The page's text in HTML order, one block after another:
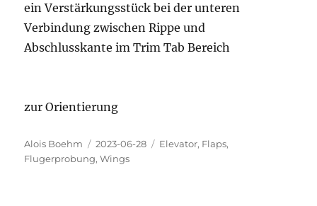
ein Verstärkungsstück bei der unteren
Verbindung zwischen Rippe und
Abschlusskante im Trim Tab Bereich
zur Orientierung
Autor
Alois Boehm
Veröffentlicht
am
2023-06-28 Kategorien
Elevator, Flaps,
Flugerprobung,Wings